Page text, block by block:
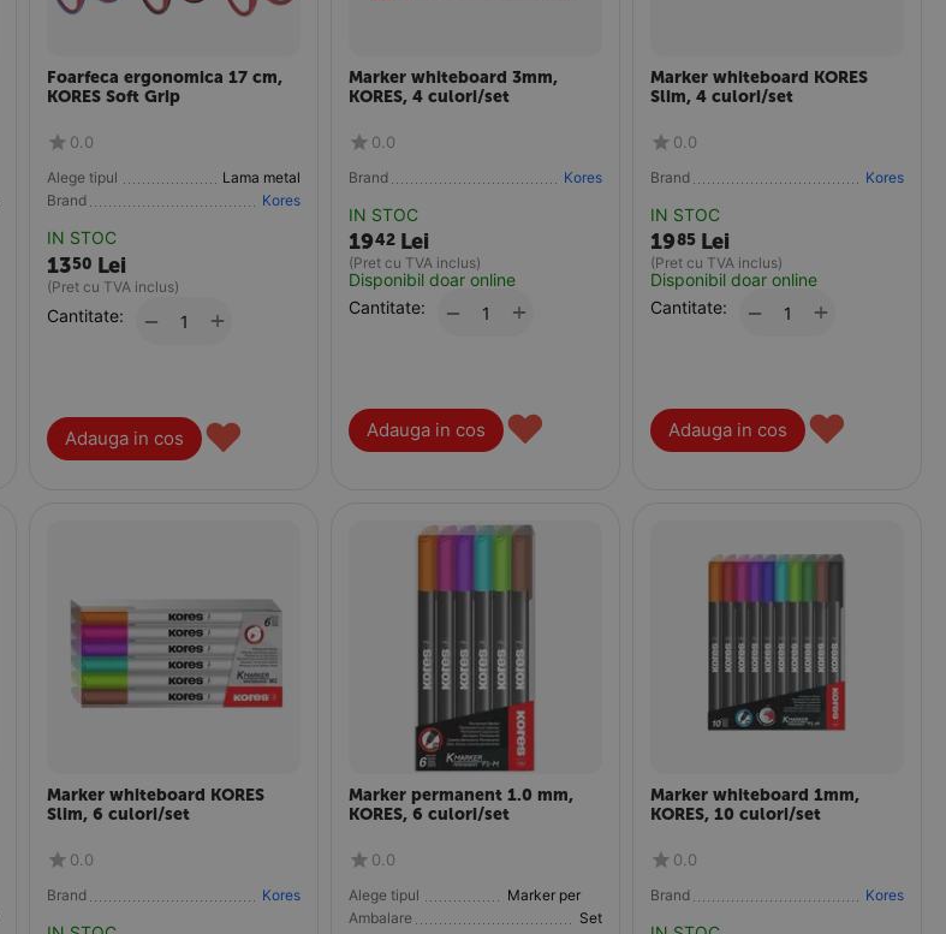
Foarfeca ergonomica 17 cm,
KORES Soft Grip
0.0
Alege tipul
Lama metal
Brand
Kores
IN STOC
1350 Lei
(Pret cu TVA inclus)
Cantitate: +
−
Adauga in cos ♥
Marker whiteboard 3mm,
KORES, 4 culori/set
0.0
Brand Kores
IN STOC
1942 Lei
(Pret cu TVA inclus)
Disponibil doar online
Cantitate:
+
−
Adauga in cos ♥
Marker whiteboard KORES
Slim, 4 culori/set
0.0
Brand Kores
IN STOC
1985 Lei
(Pret cu TVA inclus)
Disponibil doar online
Cantitate:
+
−
Adauga in cos ♥
Marker whiteboard KORES
Slim, 6 culori/set
0.0
Brand Kores
Marker permanent 1.0 mm,
KORES, 6 culori/set
0.0
Alege tipul
Marker permanent
Ambalare
Set
Marker whiteboard 1mm,
KORES, 10 culori/set
0.0
Brand Kores